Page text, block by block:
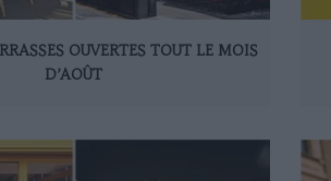
OUVERTES TOUT LE MOIS
D’AOÛT